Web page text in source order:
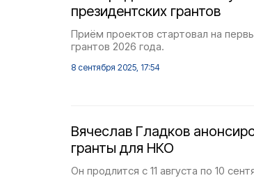
президентских грантов
Приём проектов стартовал на
грантов 2026 года.
8 сентября 2025, 17:54
Вячеслав Гладков
гранты для НКО
Он продлится с 11 августа по 10